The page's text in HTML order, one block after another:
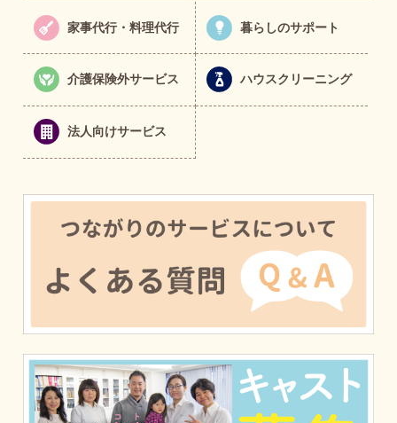
家事代行・料理代行 暮らしのサポート
介護保険外サービス ハウスクリーニング
法人向けサービス